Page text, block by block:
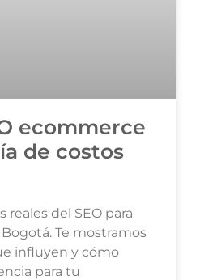
ecommerce
de costos
reales del SEO para
Te mostramos
influyen y cómo
para tu